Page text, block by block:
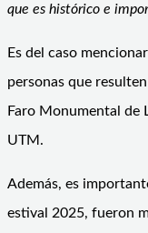
que es histórico e
Es del caso
personas que
Faro Monumental de
UTM.
Además, es
estival 2025, fueron